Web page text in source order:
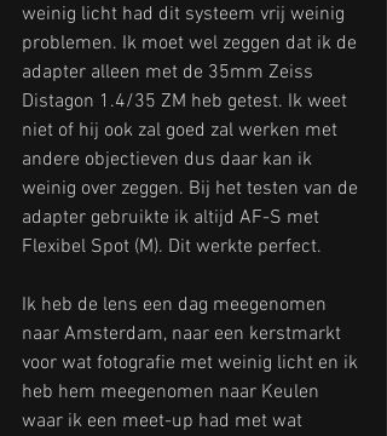
weinig licht had dit systeem vrij weinig
problemen. Ik moet wel zeggen dat ik de
adapter alleen met de 35mm Zeiss
Distagon 1.4/35 ZM heb getest. Ik weet
niet of hij ook zal goed zal werken met
andere objectieven dus daar kan ik
weinig over zeggen. Bij het testen van de
adapter gebruikte ik altijd AF-S met
Flexibel Spot (M). Dit werkte perfect.
Ik heb de lens een dag meegenomen
naar Amsterdam, naar een kerstmarkt
voor wat fotografie met weinig licht en ik
heb hem meegenomen naar Keulen
waar ik een meet-up had met wat